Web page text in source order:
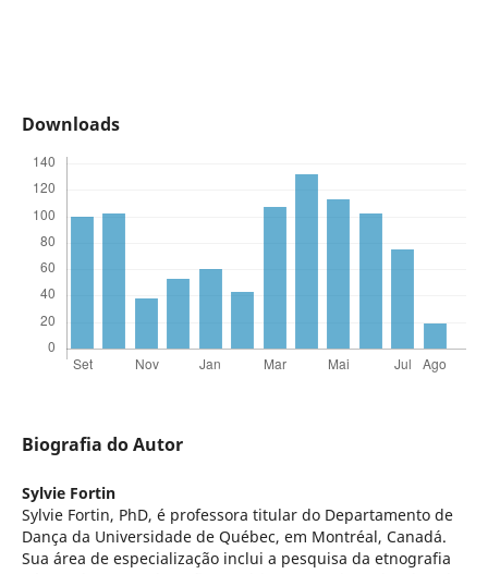
Downloads
Biografia do Autor
Sylvie Fortin
Sylvie Fortin, PhD, é professora titular do Departamento de
Dança da Universidade de Québec, em Montréal, Canadá.
Sua área de especialização inclui a pesquisa da etnografia